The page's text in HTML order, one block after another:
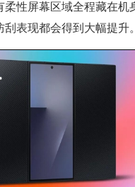
性屏幕区域全程藏在机
表现都会得到大幅提升。